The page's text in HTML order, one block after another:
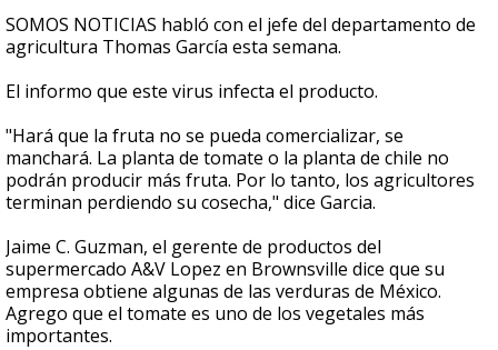
SOMOS NOTICIAS habló con el jefe del departamento de
agricultura Thomas García esta semana.
El informo que este virus infecta el producto.
"Hará que la fruta no se pueda comercializar, se
manchará. La planta de tomate o la planta de chile no
podrán producir más fruta. Por lo tanto, los agricultores
terminan perdiendo su cosecha," dice Garcia.
Jaime C. Guzman, el gerente de productos del
supermercado A&V Lopez en Brownsville dice que su
empresa obtiene algunas de las verduras de México.
Agrego que el tomate es uno de los vegetales más
importantes.